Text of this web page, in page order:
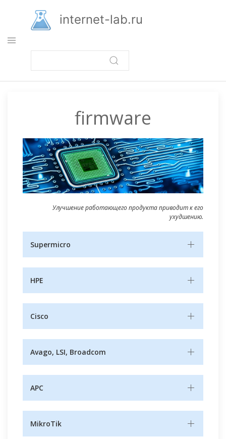
основному
содержанию
internet-lab.ru
firmware
Улучшение работающего продукта приводит к его
ухудшению.
Supermicro
HPE
Cisco
Avago, LSI, Broadcom
APC
MikroTik